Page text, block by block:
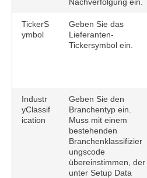
TickerS
ymbol
Geben Sie das
Lieferanten-
Tickersymbol ein.
Industr
yClassif
ication
Geben Sie den
Branchentyp ein.
Muss mit einem
bestehenden
Branchenklassifizier
ungscode
übereinstimmen, der
unter Setup Data